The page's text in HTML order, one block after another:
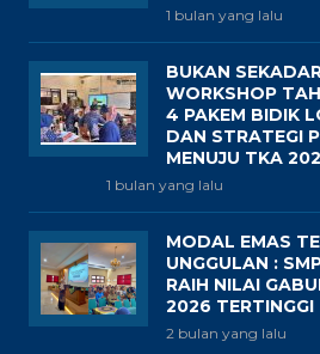
1 bulan yang lalu
BUKAN
WORKSHOP
4 PAKEM BIDIK
DAN STRATEGI
MENUJU TKA
1 bulan yang lalu
MODAL EMAS
UNGGULAN :
RAIH NILAI
2026 TERTINGGI
2 bulan yang lalu